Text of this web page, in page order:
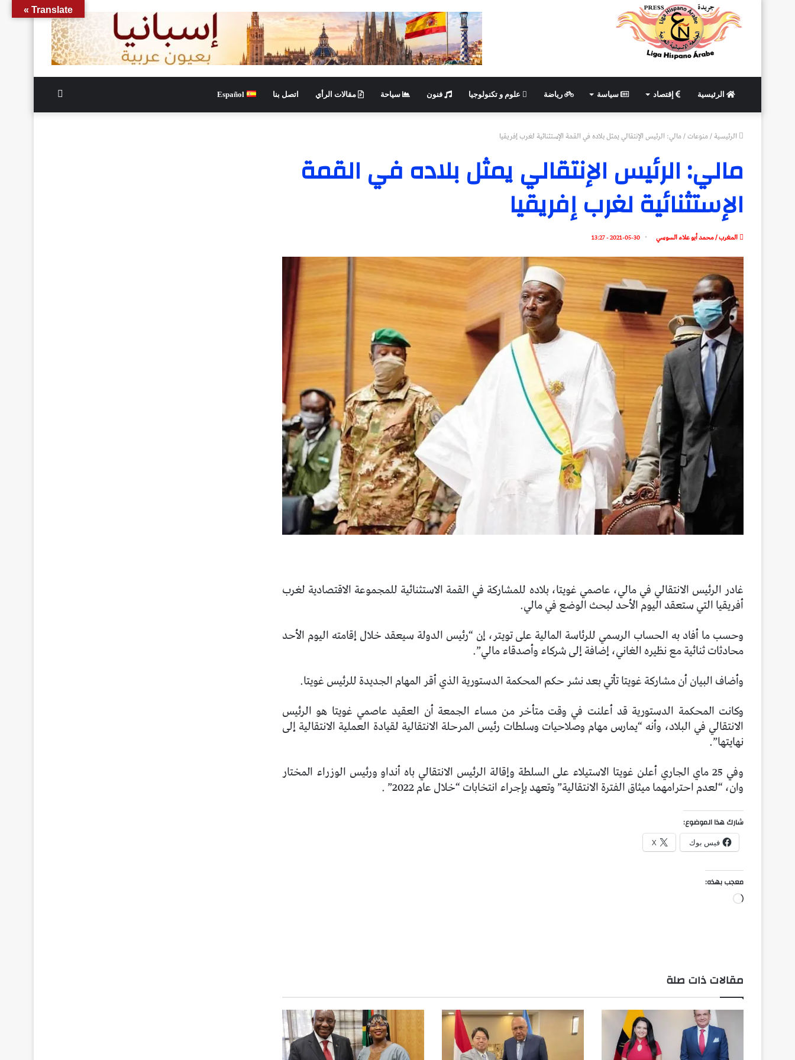
الرئيسية إقتصاد سياسة رياضة علوم و تكنولوجيا فنون سياحة مقالات الرأي اتصل بنا Español
الرئيسية/منوعات/مالي: الرئيس الإنتقالي يمثل بلاده في القمة الإستثنائية لغرب إفريقيا
مالي: الرئيس الإنتقالي يمثل بلاده في القمة
الإستثنائية لغرب إفريقيا
المغرب / محمد أبو علاء السوسي 2021-05-30 - 13:27
غادر الرئيس الانتقالي في مالي، عاصمي غويتا، بلاده للمشاركة في القمة الاستثنائية للمجموعة الاقتصادية لغرب
أفريقيا التي ستعقد اليوم الأحد لبحث الوضع في مالي.
وحسب ما أفاد به الحساب الرسمي للرئاسة المالية على تويتر، إن “رئيس الدولة سيعقد خلال إقامته اليوم الأحد
محادثات ثنائية مع نظيره الغاني، إضافة إلى شركاء وأصدقاء مالي”.
وأضاف البيان أن مشاركة غويتا تأتي بعد نشر حكم المحكمة الدستورية الذي أقر المهام الجديدة للرئيس غويتا.
وكانت المحكمة الدستورية قد أعلنت في وقت متأخر من مساء الجمعة أن العقيد عاصمي غويتا هو الرئيس
الانتقالي في البلاد، وأنه “يمارس مهام وصلاحيات وسلطات رئيس المرحلة الانتقالية لقيادة العملية الانتقالية إلى
نهايتها”.
وفي 25 ماي الجاري أعلن غويتا الاستيلاء على السلطة وإقالة الرئيس الانتقالي باه أنداو ورئيس الوزراء المختار
وان، “لعدم احترامهما ميثاق الفترة الانتقالية” وتعهد بإجراء انتخابات “خلال عام 2022” .
شارك هذا الموضوع:
فيس بوك X
معجب بهذه:
جاري
مقالات ذات صلة
Translate »